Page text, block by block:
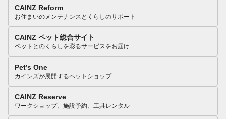
CAINZ Reform
お住まいのメンテナンスとくらしのサポート
CAINZ ペット総合サイト
ペットとのくらしを彩るサービスをお届け
Pet’s One
カインズが展開するペットショップ
CAINZ Reserve
ワークショップ、施設予約、工具レンタル